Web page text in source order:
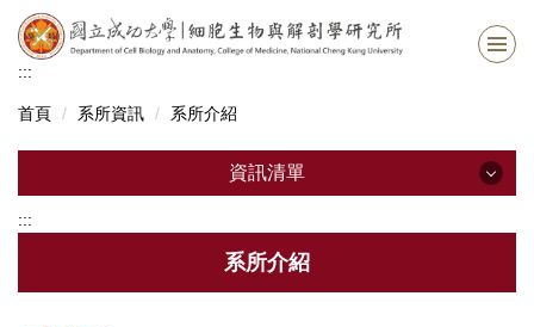
跳
到
主
內
:::
首頁 系所資訊 系所介紹
資訊清單
最新消息
:::
系所介紹